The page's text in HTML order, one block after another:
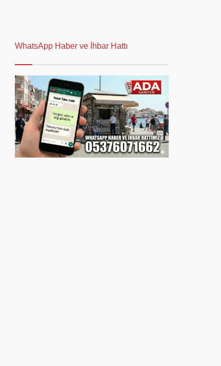
WhatsApp Haber ve İhbar Hattı